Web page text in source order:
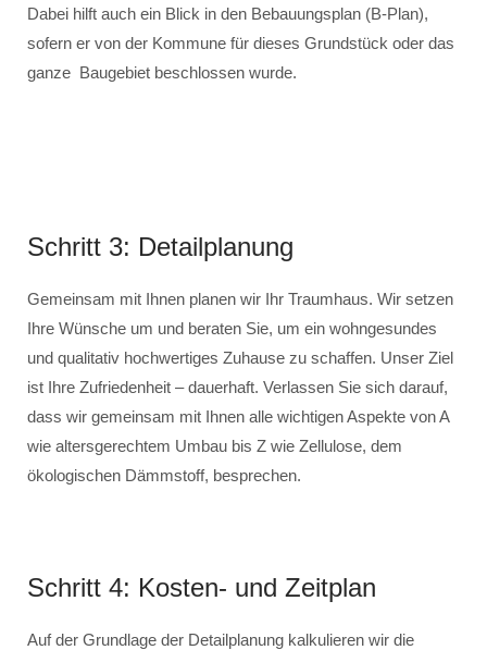
Dabei hilft auch ein Blick in den Bebauungsplan (B-Plan),
sofern er von der Kommune für dieses Grundstück oder das
ganze Baugebiet beschlossen wurde.
Schritt 3: Detailplanung
Gemeinsam mit Ihnen planen wir Ihr Traumhaus. Wir setzen
Ihre Wünsche um und beraten Sie, um ein wohngesundes
und qualitativ hochwertiges Zuhause zu schaffen. Unser Ziel
ist Ihre Zufriedenheit – dauerhaft. Verlassen Sie sich darauf,
dass wir gemeinsam mit Ihnen alle wichtigen Aspekte von A
wie altersgerechtem Umbau bis Z wie Zellulose, dem
ökologischen Dämmstoff, besprechen.
Schritt 4: Kosten- und Zeitplan
Auf der Grundlage der Detailplanung kalkulieren wir die